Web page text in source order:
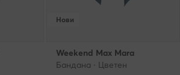
Нови
Weekend Max Mara
Бандана · Цветен